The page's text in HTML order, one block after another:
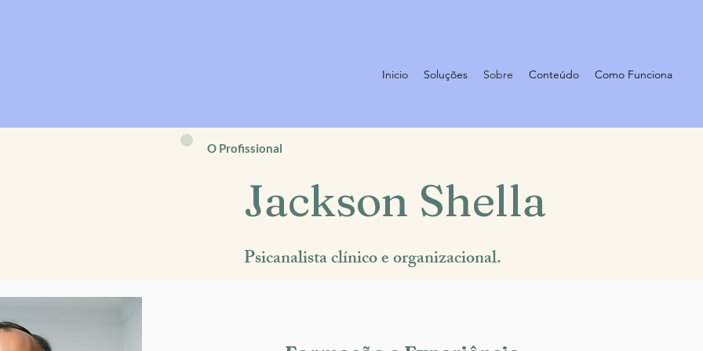
Inicio Soluções Sobre Conteúdo Como Funciona
O Profissional
Jackson Shella
Psicanalista clínico e organizacional.